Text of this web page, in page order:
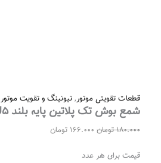
قطعات تقویتی موتور, تیونینگ و تقویت موتور
شمع بوش تک پلاتین پایه بلند TU5
180.000 تومان 166.000 تومان
قیمت برای هر عدد